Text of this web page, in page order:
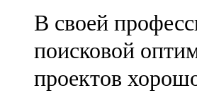
В своей
поисковой
проектов